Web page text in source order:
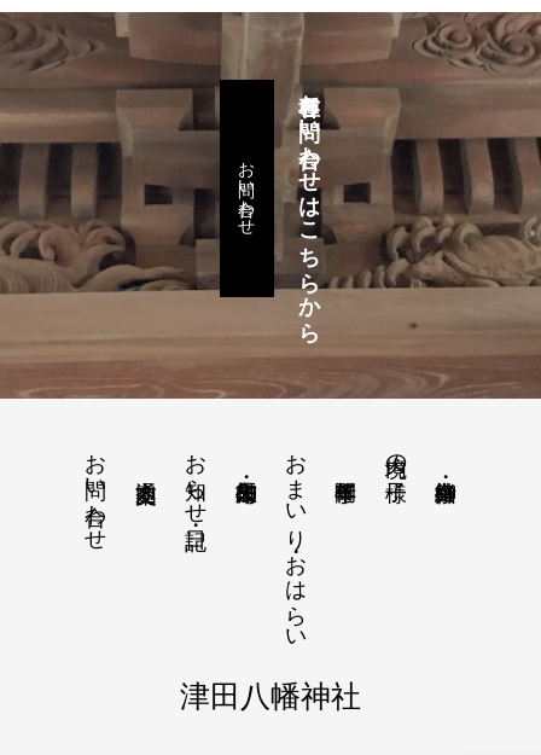
各種お問い合わせはこちらから
お問い合わせ
境内の様子
おまいり・おはらい
お知らせ・日記
お問い合わせ
津田八幡神社